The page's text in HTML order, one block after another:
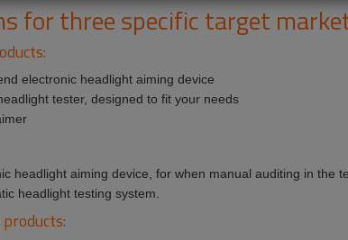
for three specific target
electronic headlight aiming device
tester, designed to fit your needs
headlight aiming device, for when manual auditing in the
headlight testing system.